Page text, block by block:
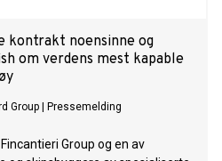
kontrakt noensinne og
om verdens mest kapable
Group Pressemelding
Group og en av